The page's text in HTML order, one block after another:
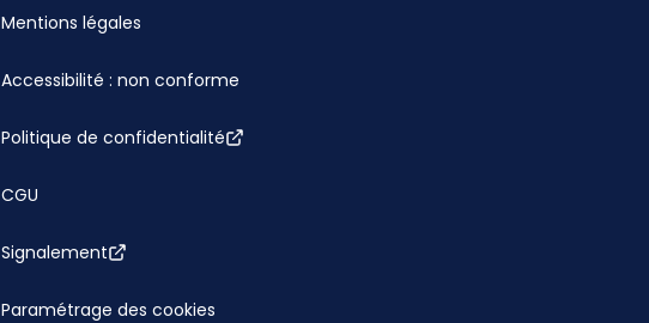
Mentions légales
Accessibilité : non conforme
Politique de confidentialité
CGU
Signalement
Paramétrage des cookies